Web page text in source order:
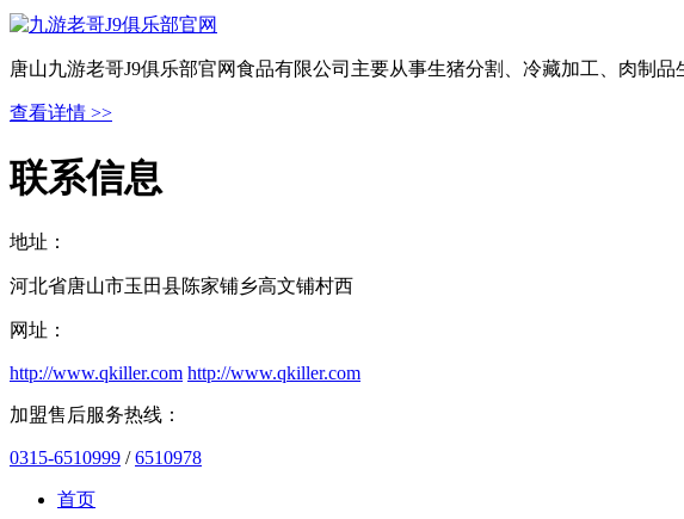
唐山九游老哥J9俱乐部官网食品有限公司主要从事生猪分割、冷藏加工、肉制
查看详情 >>
联系信息
地址：
河北省唐山市玉田县陈家铺乡高文铺村西
网址：
http://www.qkiller.com http://www.qkiller.com
加盟售后服务热线：
0315-6510999 /6510978
首页